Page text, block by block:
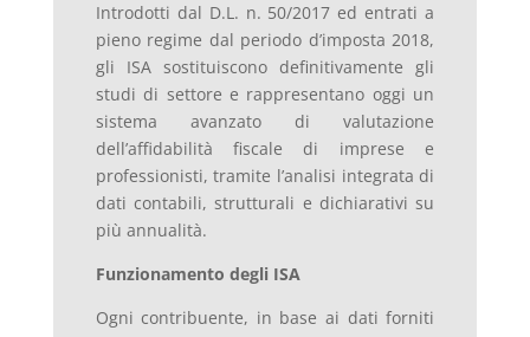
Introdotti dal D.L. n. 50/2017 ed entrati a
pieno regime dal periodo d’imposta 2018,
gli ISA sostituiscono definitivamente gli
studi di settore e rappresentano oggi un
sistema avanzato di valutazione
dell’affidabilità fiscale di imprese e
professionisti, tramite l’analisi integrata di
dati contabili, strutturali e dichiarativi su
più annualità.
Funzionamento degli ISA
Ogni contribuente, in base ai dati forniti